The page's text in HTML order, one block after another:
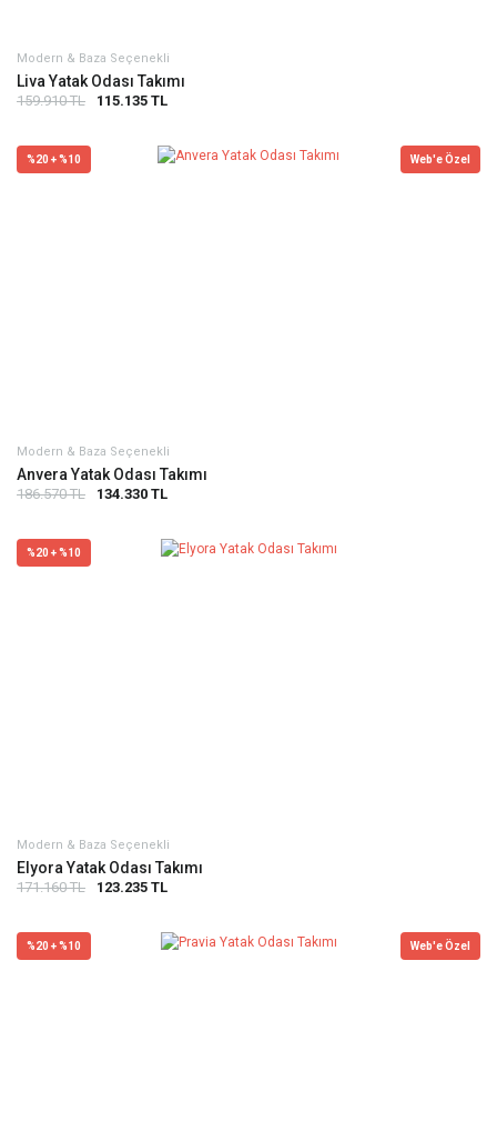
Modern & Baza Seçenekli
Liva Yatak Odası Takımı
159.910 TL 115.135 TL
%20 + %10 Web'e Özel
Modern & Baza Seçenekli
Anvera Yatak Odası Takımı
186.570 TL 134.330 TL
%20 + %10
Modern & Baza Seçenekli
Elyora Yatak Odası Takımı
171.160 TL 123.235 TL
%20 + %10 Web'e Özel